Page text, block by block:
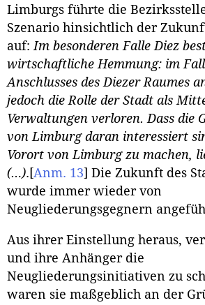
Limburgs führte die
Szenario hinsichtlich der
auf:Im besonderen Falle Diez
wirtschaftliche Hemmung: im
Anschlusses des Diezer Raumes
jedoch die Rolle der Stadt als
Verwaltungen verloren. Dass die
von Limburg daran interessiert
Vorort von Limburg zu machen,
(…). [Anm. 13] Die Zukunft des
wurde immer wieder von
Neugliederungsgegnern
Aus ihrer Einstellung heraus,
und ihre Anhänger die
Neugliederungsinitiativen zu
waren sie maßgeblich an der